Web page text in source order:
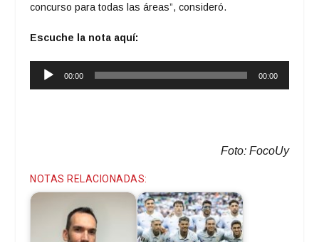
concurso para todas las áreas”, consideró.
Escuche la nota aquí:
Reproductor
00:00 00:00
Foto: FocoUy
NOTAS RELACIONADAS: